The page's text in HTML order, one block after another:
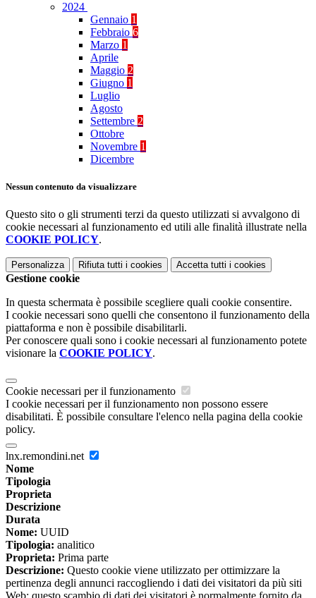
2024
Gennaio 1
Febbraio 6
Marzo 1
Aprile
Maggio 2
Giugno 1
Luglio
Agosto
Settembre 2
Ottobre
Novembre 1
Dicembre
Nessun contenuto da visualizzare
Questo sito o gli strumenti terzi da questo utilizzati si avvalgono di
cookie necessari al funzionamento ed utili alle finalità illustrate nella
COOKIE POLICY.
Personalizza Rifiuta tutti i cookies Accetta tutti i cookies
Gestione cookie
In questa schermata è possibile scegliere quali cookie consentire.
I cookie necessari sono quelli che consentono il funzionamento della
piattaforma e non è possibile disabilitarli.
Per conoscere quali sono i cookie necessari al funzionamento potete
visionare la COOKIE POLICY.
Cookie necessari per il funzionamento
I cookie necessari per il funzionamento non possono essere
disabilitati. È possibile consultare l'elenco nella pagina della cookie
policy.
lnx.remondini.net
Nome
Tipologia
Proprieta
Descrizione
Durata
Nome: UUID
Tipologia: analitico
Proprieta: Prima parte
Descrizione: Questo cookie viene utilizzato per ottimizzare la
pertinenza degli annunci raccogliendo i dati dei visitatori da più siti